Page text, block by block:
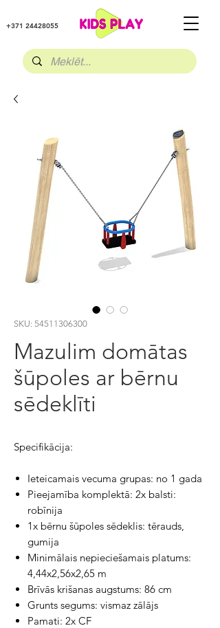
+371 24428055
SKU: 54511306300
Mazulim domātas
šūpoles ar bērnu
sēdeklīti
Specifikācija:
Ieteicamais vecuma grupas: no 1 gada
Pieejamība komplektā: 2x balsti:
robīnija
1x bērnu šūpoles sēdeklis: tērauds,
gumija
Minimālais nepieciešamais platums:
4,44x2,56x2,65 m
Brīvās krišanas augstums: 86 cm
Grunts segums: vismaz zālājs
Pamati: 2x CF